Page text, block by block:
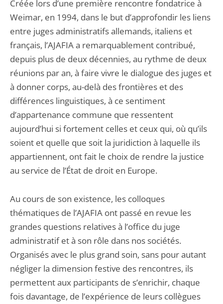
Créée lors d’une première rencontre fondatrice à
Weimar, en 1994, dans le but d’approfondir les liens
entre juges administratifs allemands, italiens et
français, l’AJAFIA a remarquablement contribué,
depuis plus de deux décennies, au rythme de deux
réunions par an, à faire vivre le dialogue des juges et
à donner corps, au-delà des frontières et des
différences linguistiques, à ce sentiment
d’appartenance commune que ressentent
aujourd’hui si fortement celles et ceux qui, où qu’ils
soient et quelle que soit la juridiction à laquelle ils
appartiennent, ont fait le choix de rendre la justice
au service de l’État de droit en Europe.
Au cours de son existence, les colloques
thématiques de l’AJAFIA ont passé en revue les
grandes questions relatives à l’office du juge
administratif et à son rôle dans nos sociétés.
Organisés avec le plus grand soin, sans pour autant
négliger la dimension festive des rencontres, ils
permettent aux participants de s’enrichir, chaque
fois davantage, de l’expérience de leurs collègues